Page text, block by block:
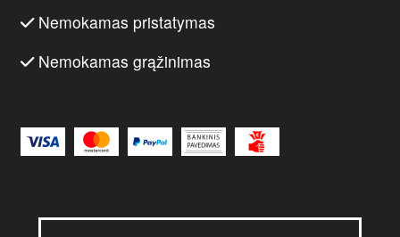
Nemokamas pristatymas
Nemokamas grąžinimas